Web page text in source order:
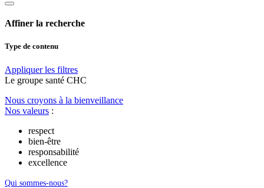
Affiner la recherche
Type de contenu
Appliquer les filtres
Le groupe santé CHC
Nous croyons à la bienveillance
Nos valeurs :
respect
bien-être
responsabilité
excellence
Qui sommes-nous?